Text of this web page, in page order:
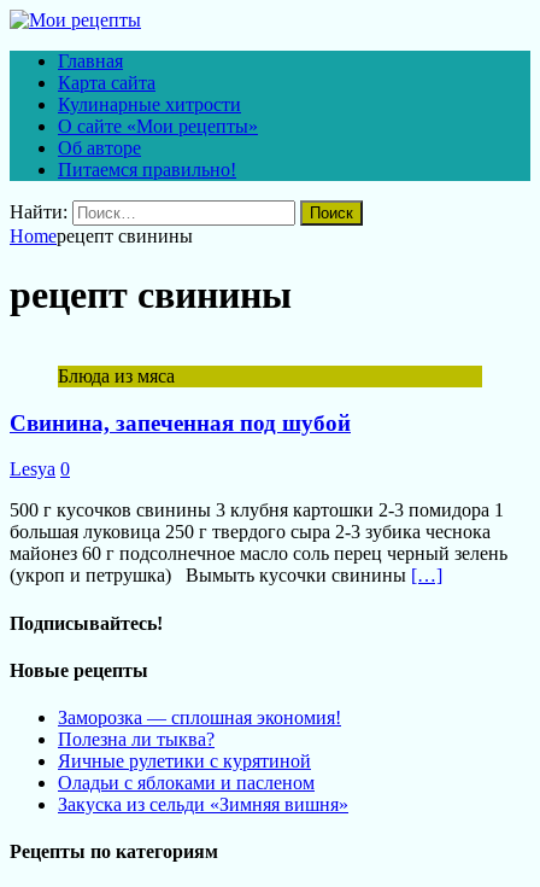
Главная
Карта сайта
Кулинарные хитрости
О сайте «Мои рецепты»
Об авторе
Питаемся правильно!
Найти:
Homeрецепт свинины
рецепт свинины
Блюда из мяса
Свинина, запеченная под шубой
Lesya 0
500 г кусочков свинины 3 клубня картошки 2-3 помидора 1
большая луковица 250 г твердого сыра 2-3 зубика чеснока
майонез 60 г подсолнечное масло соль перец черный зелень
(укроп и петрушка) Вымыть кусочки свинины […]
Подписывайтесь!
Новые рецепты
Заморозка — сплошная экономия!
Полезна ли тыква?
Яичные рулетики с курятиной
Оладьи с яблоками и пасленом
Закуска из сельди «Зимняя вишня»
Рецепты по категориям